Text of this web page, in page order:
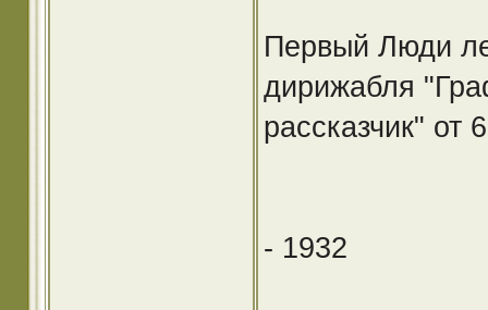
Первый Люди
дирижабля
рассказчик" от
- 1932